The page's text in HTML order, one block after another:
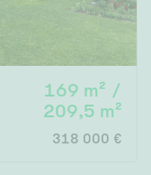
Ei uudiskohteita
Ei arvokohteita
169 m² /
209,5 m²
2 vh, varasto
318 000 €